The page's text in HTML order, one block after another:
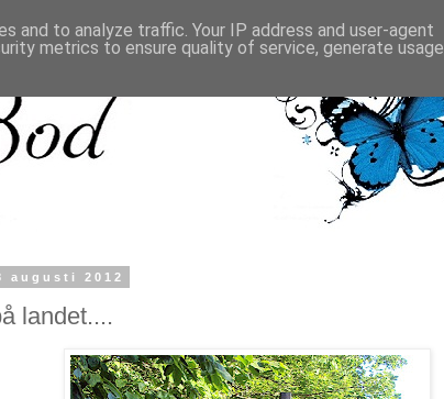
augusti 2012
landet....
and to analyze traffic. Your IP address and user-agent
metrics to ensure quality of service, generate usage